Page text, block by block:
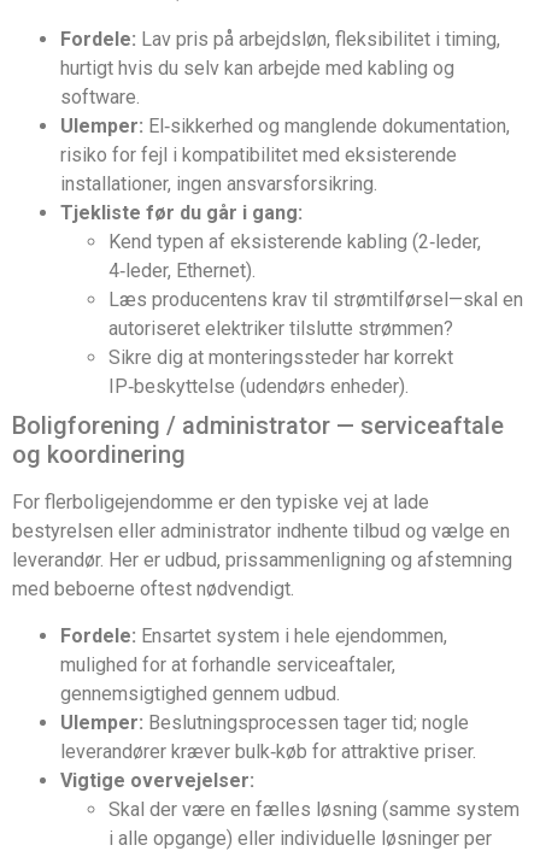
Fordele: Lav pris på arbejdsløn, fleksibilitet i timing,
hurtigt hvis du selv kan arbejde med kabling og
software.
Ulemper: El‑sikkerhed og manglende dokumentation,
risiko for fejl i kompatibilitet med eksisterende
installationer, ingen ansvarsforsikring.
Tjekliste før du går i gang:
Kend typen af eksisterende kabling (2‑leder,
4‑leder, Ethernet).
Læs producentens krav til strømtilførsel—skal en
autoriseret elektriker tilslutte strømmen?
Sikre dig at monteringssteder har korrekt
IP‑beskyttelse (udendørs enheder).
Boligforening / administrator — serviceaftale
og koordinering
For flerboligejendomme er den typiske vej at lade
bestyrelsen eller administrator indhente tilbud og vælge en
leverandør. Her er udbud, prissammenligning og afstemning
med beboerne oftest nødvendigt.
Fordele: Ensartet system i hele ejendommen,
mulighed for at forhandle serviceaftaler,
gennemsigtighed gennem udbud.
Ulemper: Beslutningsprocessen tager tid; nogle
leverandører kræver bulk‑køb for attraktive priser.
Vigtige overvejelser:
Skal der være en fælles løsning (samme system
i alle opgange) eller individuelle løsninger per